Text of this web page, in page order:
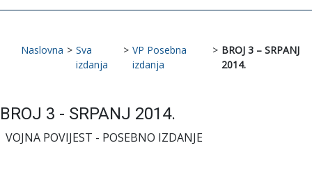
Naslovna > Sva
izdanja
> VP Posebna
izdanja
> BROJ 3 – SRPANJ
2014.
BROJ 3 - SRPANJ 2014.
VOJNA POVIJEST - POSEBNO IZDANJE